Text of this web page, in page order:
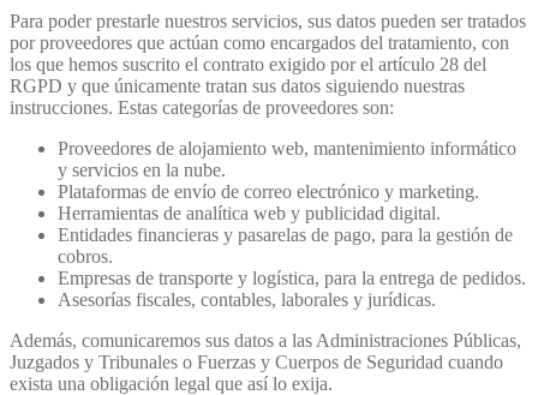
Para poder prestarle nuestros servicios, sus datos pueden ser tratados
por proveedores que actúan como encargados del tratamiento, con
los que hemos suscrito el contrato exigido por el artículo 28 del
RGPD y que únicamente tratan sus datos siguiendo nuestras
instrucciones. Estas categorías de proveedores son:
Proveedores de alojamiento web, mantenimiento informático
y servicios en la nube.
Plataformas de envío de correo electrónico y marketing.
Herramientas de analítica web y publicidad digital.
Entidades financieras y pasarelas de pago, para la gestión de
cobros.
Empresas de transporte y logística, para la entrega de pedidos.
Asesorías fiscales, contables, laborales y jurídicas.
Además, comunicaremos sus datos a las Administraciones Públicas,
Juzgados y Tribunales o Fuerzas y Cuerpos de Seguridad cuando
exista una obligación legal que así lo exija.